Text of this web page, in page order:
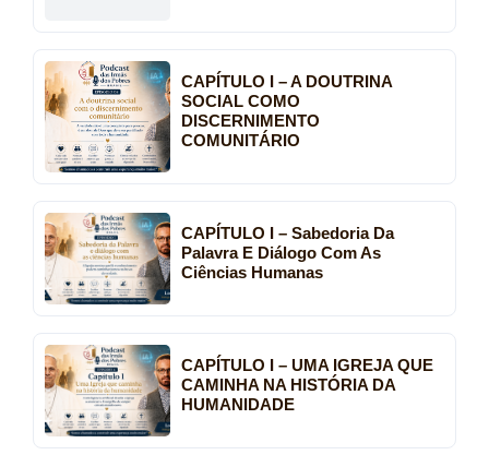
CAPÍTULO I – A DOUTRINA
SOCIAL COMO
DISCERNIMENTO
COMUNITÁRIO
CAPÍTULO I – Sabedoria Da
Palavra E Diálogo Com As
Ciências Humanas
CAPÍTULO I – UMA IGREJA QUE
CAMINHA NA HISTÓRIA DA
HUMANIDADE